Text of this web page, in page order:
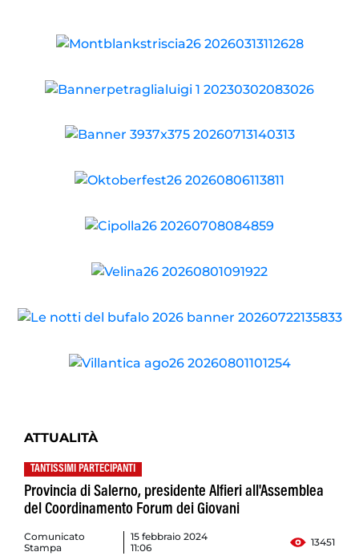
ATTUALITÀ
TANTISSIMI PARTECIPANTI
Provincia di Salerno, presidente Alfieri all'Assemblea
del Coordinamento Forum dei Giovani
Comunicato
Stampa
15 febbraio 2024
11:06
13451